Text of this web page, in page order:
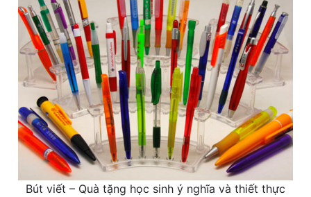
Bút viết – Quà tặng học sinh ý nghĩa và thiết thực